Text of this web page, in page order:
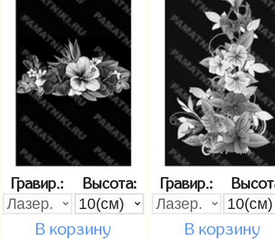
Гравир.: Высота:
В корзину
Гравир.:
В корзину